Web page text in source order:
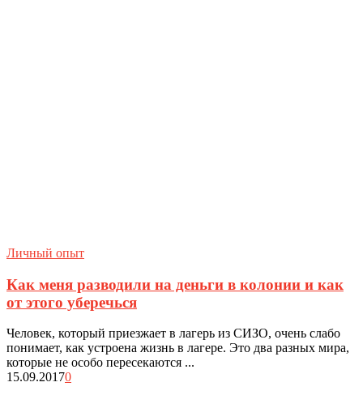
Личный опыт
Как меня разводили на деньги в колонии и как
от этого уберечься
Человек, который приезжает в лагерь из СИЗО, очень слабо
понимает, как устроена жизнь в лагере. Это два разных мира,
которые не особо пересекаются ...
15.09.20170